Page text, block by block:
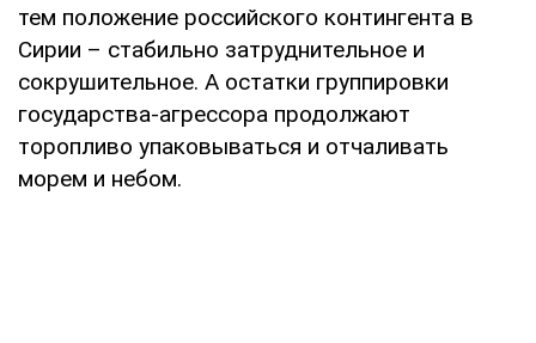
тем положение российского контингента в
Сирии – стабильно затруднительное и
сокрушительное. А остатки группировки
государства-агрессора продолжают
торопливо упаковываться и отчаливать
морем и небом.